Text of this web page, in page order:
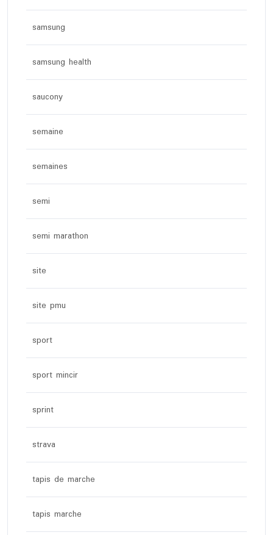
samsung
samsung health
saucony
semaine
semaines
semi
semi marathon
site
site pmu
sport
sport mincir
sprint
strava
tapis de marche
tapis marche